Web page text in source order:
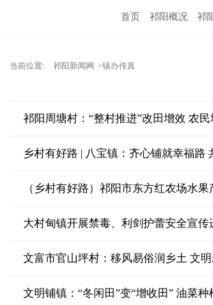
首页 祁阳概况 祁
当前位置: 祁阳新闻网 >镇办传真
祁阳周塘村：“整村推进”改田增效 农
乡村有好路 | 八宝镇：齐心铺就幸福路
（乡村有好路）祁阳市东方红农场水
大村甸镇开展禁毒、利剑护蕾安全宣传
文富市官山坪村：移风易俗润乡土 文
文明铺镇：“冬闲田”变“增收田” 油菜种